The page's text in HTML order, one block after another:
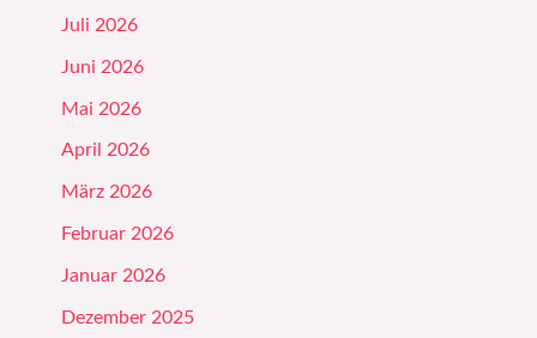
Juli 2026
Juni 2026
Mai 2026
April 2026
März 2026
Februar 2026
Januar 2026
Dezember 2025